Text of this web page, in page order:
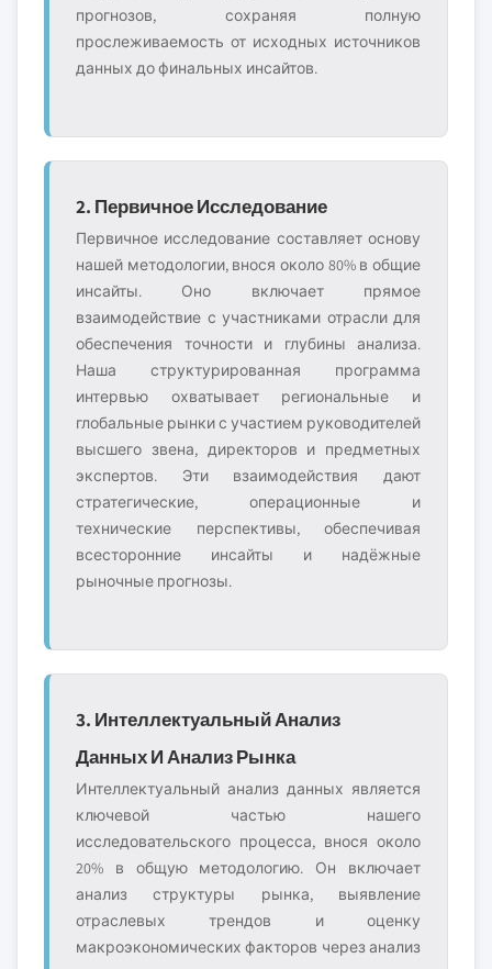
прогнозов, сохраняя полную
прослеживаемость от исходных источников
данных до финальных инсайтов.
2. Первичное Исследование
Первичное исследование составляет основу
нашей методологии, внося около 80% в общие
инсайты. Оно включает прямое
взаимодействие с участниками отрасли для
обеспечения точности и глубины анализа.
Наша структурированная программа
интервью охватывает региональные и
глобальные рынки с участием руководителей
высшего звена, директоров и предметных
экспертов. Эти взаимодействия дают
стратегические, операционные и
технические перспективы, обеспечивая
всесторонние инсайты и надёжные
рыночные прогнозы.
3. Интеллектуальный Анализ
Данных И Анализ Рынка
Интеллектуальный анализ данных является
ключевой частью нашего
исследовательского процесса, внося около
20% в общую методологию. Он включает
анализ структуры рынка, выявление
отраслевых трендов и оценку
макроэкономических факторов через анализ